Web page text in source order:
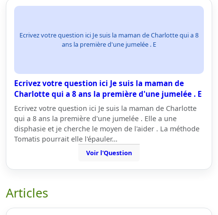
Ecrivez votre question ici Je suis la maman de Charlotte qui a 8
ans la première d'une jumelée . E
Ecrivez votre question ici Je suis la maman de
Charlotte qui a 8 ans la première d'une jumelée . E
Ecrivez votre question ici Je suis la maman de Charlotte
qui a 8 ans la première d'une jumelée . Elle a une
disphasie et je cherche le moyen de l'aider . La méthode
Tomatis pourrait elle l'épauler…
Voir l'Question
Articles